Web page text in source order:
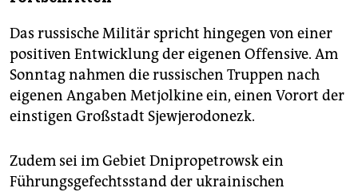
Das russische Militär spricht hingegen von einer
positiven Entwicklung der eigenen Offensive. Am
Sonntag nahmen die russischen Truppen nach
eigenen Angaben Metjolkine ein, einen Vorort der
einstigen Großstadt Sjewjerodonezk.
Zudem sei im Gebiet Dnipropetrowsk ein
Führungsgefechtsstand der ukrainischen